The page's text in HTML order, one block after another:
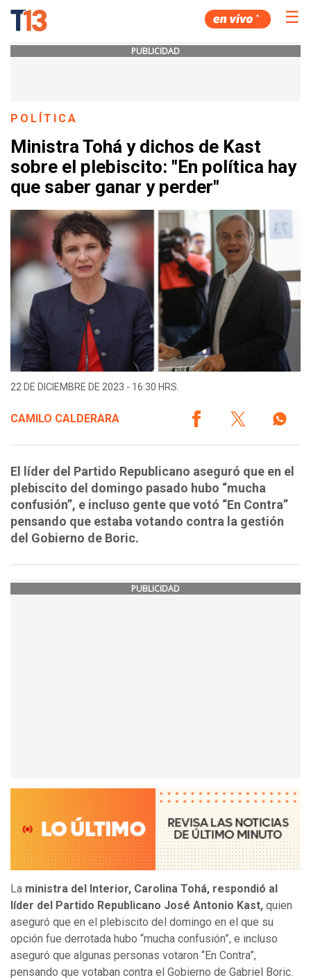
☰
PUBLICIDAD
POLÍTICA
Ministra Tohá y dichos de Kast
sobre el plebiscito: "En política hay
que saber ganar y perder"
22 DE DICIEMBRE DE 2023 - 16:30 HRS.
CAMILO CALDERARA
El líder del Partido Republicano aseguró que en el
plebiscito del domingo pasado hubo “mucha
confusión”, e incluso gente que votó “En Contra”
pensando que estaba votando contra la gestión
del Gobierno de Boric.
PUBLICIDAD
La ministra del Interior, Carolina Tohá, respondió al
líder del Partido Republicano José Antonio Kast, quien
aseguró que en el plebiscito del domingo en el que su
opción fue derrotada hubo “mucha confusión”, e incluso
aseguró que algunas personas votaron “En Contra”,
pensando que votaban contra el Gobierno de Gabriel Boric.